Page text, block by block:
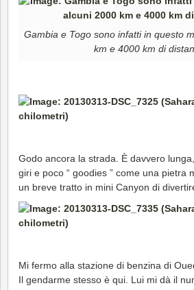
Gambia e Togo sono infatti in questo
km e 4000 km di
Godo ancora la strada. È davvero
giri e poco “ goodies ” come una pietra
un breve tratto in mini Canyon di
Mi fermo alla stazione di benzina di
Il gendarme stesso è qui. Lui mi dà il